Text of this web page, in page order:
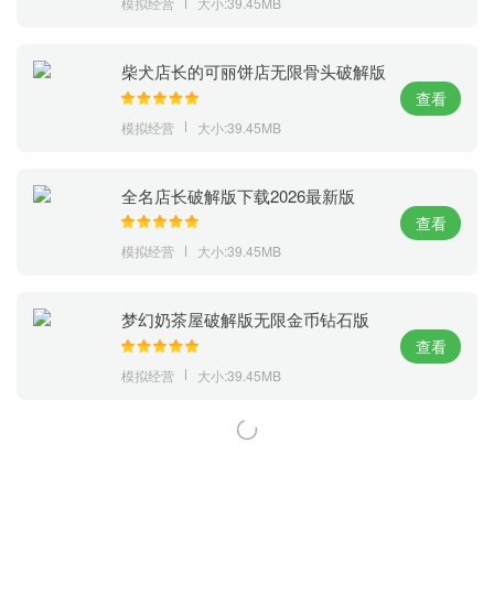
柴犬店长的可丽饼店无限骨头破解版
模拟经营 大小:39.45MB
查看
全名店长破解版下载2026最新版
模拟经营 大小:39.45MB
查看
梦幻奶茶屋破解版无限金币钻石版
模拟经营 大小:39.45MB
查看